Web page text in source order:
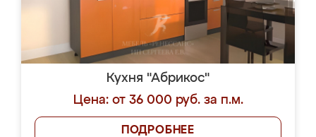
Кухня "Абрикос"
Цена: от 36 000 руб. за п.м.
ПОДРОБНЕЕ